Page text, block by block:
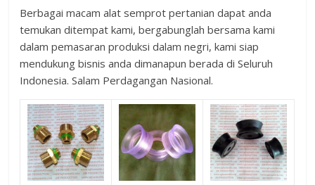
Berbagai macam alat semprot pertanian dapat anda
temukan ditempat kami, bergabunglah bersama kami
dalam pemasaran produksi dalam negri, kami siap
mendukung bisnis anda dimanapun berada di Seluruh
Indonesia. Salam Perdagangan Nasional.